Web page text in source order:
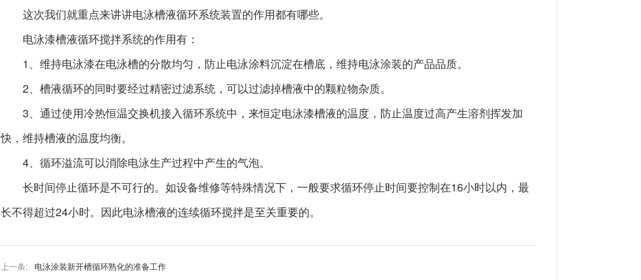
这次我们就重点来讲讲电泳槽液循环系统装置的作用都有哪些。
电泳漆槽液循环搅拌系统的作用有：
1、维持电泳漆在电泳槽的分散均匀，防止电泳涂料沉淀在槽底，维持电泳涂装的产品品质。
2、槽液循环的同时要经过精密过滤系统，可以过滤掉槽液中的颗粒物杂质。
3、通过使用冷热恒温交换机接入循环系统中，来恒定电泳漆槽液的温度，防止温度过高产生溶剂挥发加
快，维持槽液的温度均衡。
4、循环溢流可以消除电泳生产过程中产生的气泡。
长时间停止循环是不可行的。如设备维修等特殊情况下，一般要求循环停止时间要控制在16小时以内，最
长不得超过24小时。因此电泳槽液的连续循环搅拌是至关重要的。
上一条:
电泳涂装新开槽循环熟化的准备工作